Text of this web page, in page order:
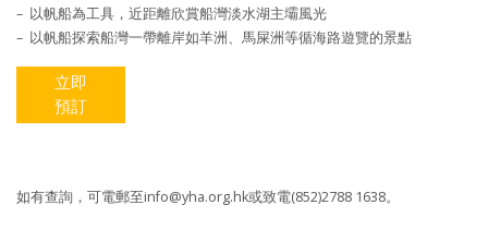
– 以帆船為工具，近距離欣賞船灣淡水湖主壩風光
– 以帆船探索船灣一帶離岸如羊洲、馬屎洲等循海路遊覽的景點
立即
預訂
如有查詢，可電郵至info@yha.org.hk或致電(852)2788 1638。